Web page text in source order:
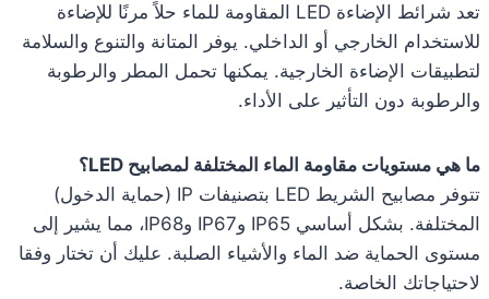
تعد شرائط الإضاءة LED المقاومة للماء حلاً مرنًا للإضاءة
للاستخدام الخارجي أو الداخلي. يوفر المتانة والتنوع والسلامة
لتطبيقات الإضاءة الخارجية. يمكنها تحمل المطر والرطوبة
والرطوبة دون التأثير على الأداء.
ما هي مستويات مقاومة الماء المختلفة لمصابيح LED؟
تتوفر مصابيح الشريط LED بتصنيفات IP (حماية الدخول)
المختلفة. بشكل أساسي IP65 وIP67 وIP68، مما يشير إلى
مستوى الحماية ضد الماء والأشياء الصلبة. عليك أن تختار وفقا
لاحتياجاتك الخاصة.